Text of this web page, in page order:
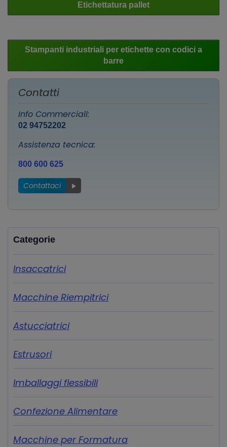
Etichettatura pallet
Stampanti industriali per etichette con codici a
barre
Contatti
Info Commerciali:
02 94752202
Assistenza tecnica:
800 600 625
Contattaci
Categorie
Insaccatrici
Macchine Riempitrici
Astucciatrici
Estrusori
Imballaggi flessibili
Confezione Alimentare
Macchine per Formatura